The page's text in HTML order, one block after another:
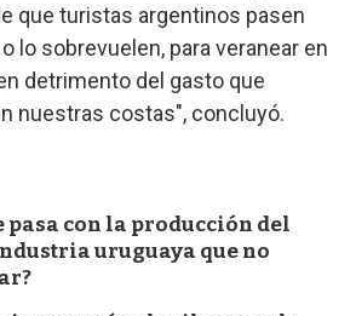
que turistas argentinos pasen
lo sobrevuelen, para veranear en
detrimento del gasto que
nuestras costas", concluyó.
pasa con la producción del
uruguaya que no